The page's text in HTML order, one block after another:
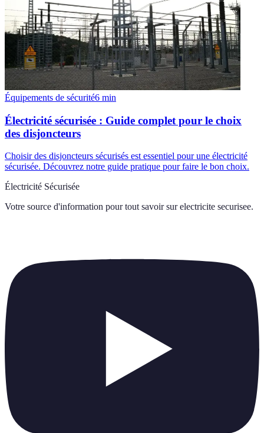
Équipements de sécurité6 min
Électricité sécurisée : Guide complet pour le choix
des disjoncteurs
Choisir des disjoncteurs sécurisés est essentiel pour une électricité
sécurisée. Découvrez notre guide pratique pour faire le bon choix.
Électricité Sécurisée
Votre source d'information pour tout savoir sur electricite securisee.